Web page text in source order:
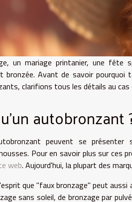
un mariage printanier, une
bronzée. Avant de savoir
clarifions tous les détails au
autobronzant
peuvent se
Pour en savoir plus sur ces
web. Aujourd'hui, la plupart des
que "faux bronzage" peut
sans soleil, de bronzage par